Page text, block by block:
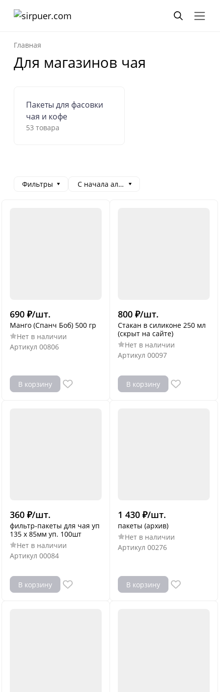
Главная
Для магазинов чая
Пакеты для фасовки
чая и кофе
53 товара
Фильтры С начала алфавита
690 ₽/шт.
Манго (Спанч Боб) 500 гр
Нет в наличии
Артикул 00806
В корзину
800 ₽/шт.
Стакан в силиконе 250 мл
(скрыт на сайте)
Нет в наличии
Артикул 00097
В корзину
360 ₽/шт.
фильтр-пакеты для чая уп
135 х 85мм уп. 100шт
Нет в наличии
Артикул 00084
В корзину
1 430 ₽/шт.
пакеты (архив)
Нет в наличии
Артикул 00276
В корзину